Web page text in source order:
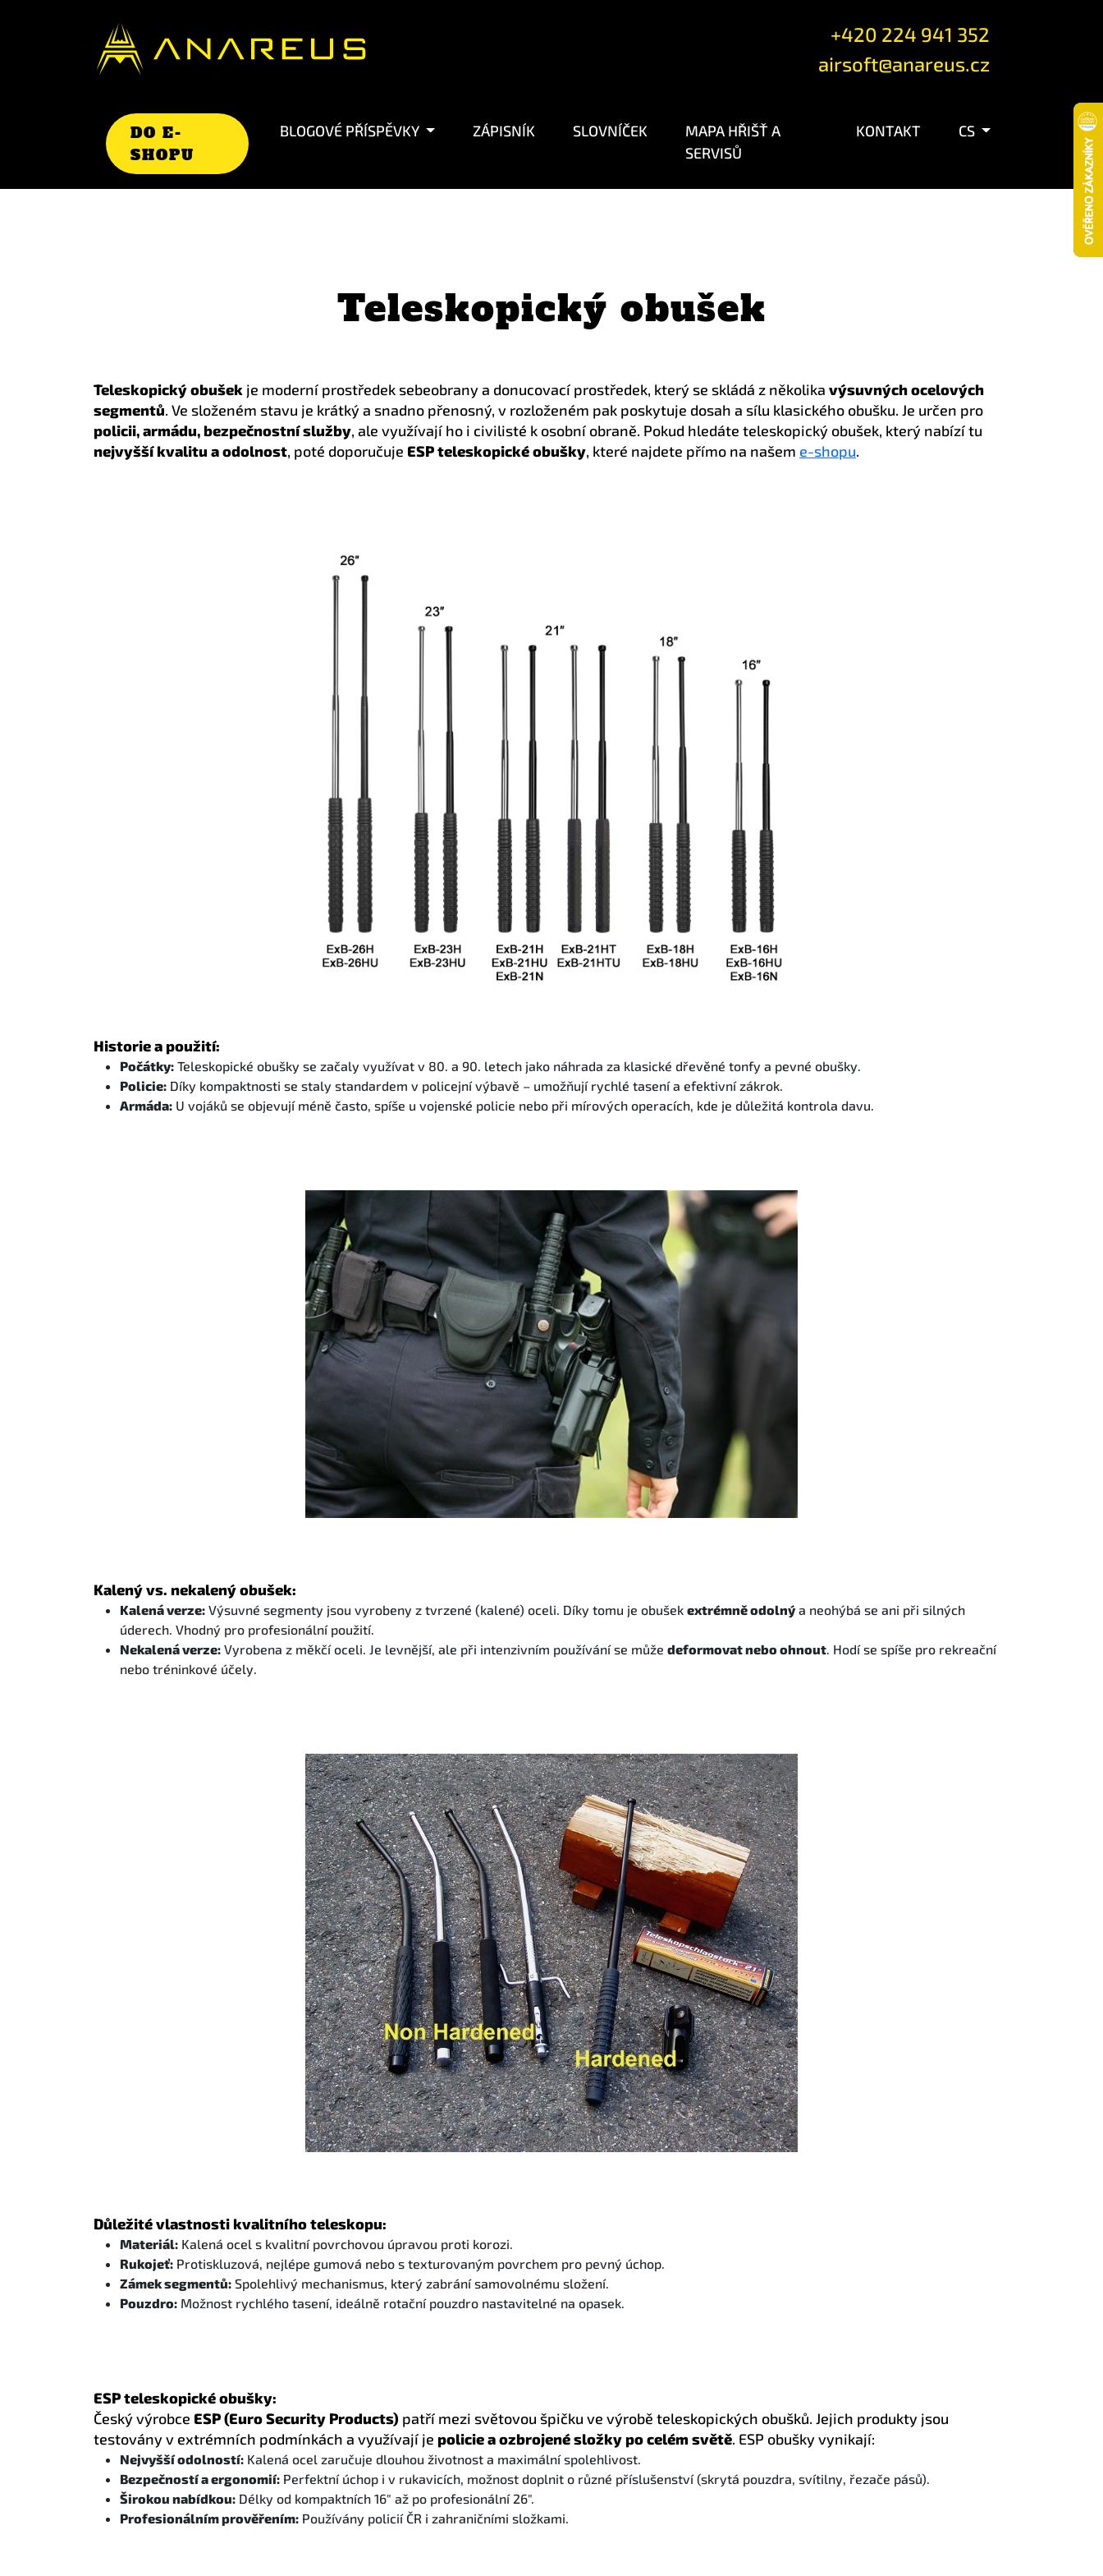
+420 224 941 352
airsoft@anareus.cz
DO E-
SHOPU
BLOGOVÉ PŘÍSPĚVKY ZÁPISNÍK SLOVNÍČEK
MAPA HŘIŠŤ A
SERVISŮ
KONTAKT CS
Teleskopický obušek
Teleskopický obušek je moderní prostředek sebeobrany a donucovací prostředek, který se skládá z několika výsuvných ocelových
segmentů. Ve složeném stavu je krátký a snadno přenosný, v rozloženém pak poskytuje dosah a sílu klasického obušku. Je určen pro
policii, armádu, bezpečnostní služby, ale využívají ho i civilisté k osobní obraně. Pokud hledáte teleskopický obušek, který nabízí tu
nejvyšší kvalitu a odolnost, poté doporučuje ESP teleskopické obušky, které najdete přímo na našem e-shopu.
Historie a použití:
Počátky: Teleskopické obušky se začaly využívat v 80. a 90. letech jako náhrada za klasické dřevěné tonfy a pevné obušky.
Policie: Díky kompaktnosti se staly standardem v policejní výbavě – umožňují rychlé tasení a efektivní zákrok.
Armáda: U vojáků se objevují méně často, spíše u vojenské policie nebo při mírových operacích, kde je důležitá kontrola davu.
Kalený vs. nekalený obušek:
Kalená verze: Výsuvné segmenty jsou vyrobeny z tvrzené (kalené) oceli. Díky tomu je obušek extrémně odolnýa neohýbá se ani při silných
úderech. Vhodný pro profesionální použití.
Nekalená verze: Vyrobena z měkčí oceli. Je levnější, ale při intenzivním používání se může deformovat nebo ohnout. Hodí se spíše pro rekreační
nebo tréninkové účely.
Důležité vlastnosti kvalitního teleskopu:
Materiál: Kalená ocel s kvalitní povrchovou úpravou proti korozi.
Rukojeť: Protiskluzová, nejlépe gumová nebo s texturovaným povrchem pro pevný úchop.
Zámek segmentů: Spolehlivý mechanismus, který zabrání samovolnému složení.
Pouzdro: Možnost rychlého tasení, ideálně rotační pouzdro nastavitelné na opasek.
ESP teleskopické obušky:
Český výrobce ESP (Euro Security Products) patří mezi světovou špičku ve výrobě teleskopických obušků. Jejich produkty jsou
testovány v extrémních podmínkách a využívají je policie a ozbrojené složky po celém světě. ESP obušky vynikají:
Nejvyšší odolností: Kalená ocel zaručuje dlouhou životnost a maximální spolehlivost.
Bezpečností a ergonomií: Perfektní úchop i v rukavicích, možnost doplnit o různé příslušenství (skrytá pouzdra, svítilny, řezače pásů).
Širokou nabídkou: Délky od kompaktních 16" až po profesionální 26".
Profesionálním prověřením: Používány policií ČR i zahraničními složkami.